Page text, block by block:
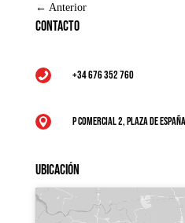
← Anterior
Contacto
 +34 676 352 760
 P Comercial 2, Plaza de
Ubicación